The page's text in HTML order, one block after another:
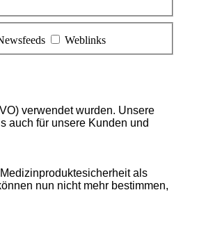
Weblinks
verwendet wurden. Unsere
auch für unsere Kunden und
als
nun nicht mehr bestimmen,